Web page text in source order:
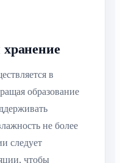
в
образование
не более
следует
чтобы